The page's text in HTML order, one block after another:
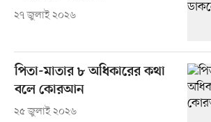
২৭ জুলাই ২০২৬
পিতা-মাতার ৮ অধিকারের কথা
বলে কোরআন
২৫ জুলাই ২০২৬